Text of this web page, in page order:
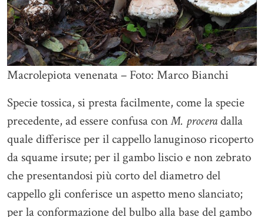
Macrolepiota venenata – Foto: Marco Bianchi
Specie tossica, si presta facilmente, come la specie
precedente, ad essere confusa conM. proceradalla
quale differisce per il cappello lanuginoso ricoperto
da squame irsute; per il gambo liscio e non zebrato
che presentandosi più corto del diametro del
cappello gli conferisce un aspetto meno slanciato;
per la conformazione del bulbo alla base del gambo